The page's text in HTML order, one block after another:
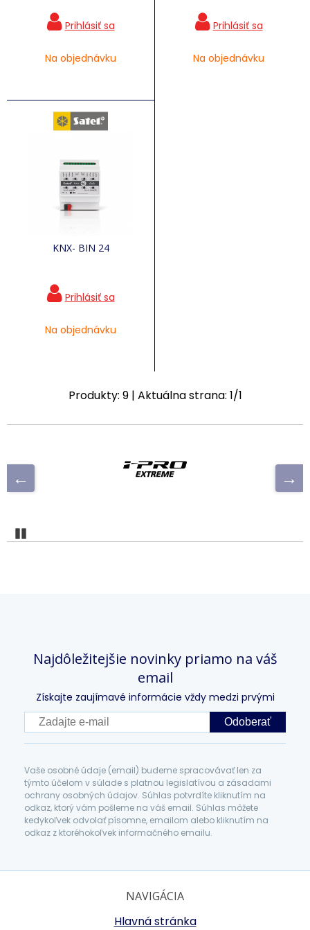
Na objednávku Na objednávku
KNX- BIN 24
Na objednávku
Produkty: 9| Aktuálna strana: 1/1
Najdôležitejšie novinky priamo na váš
email
Získajte zaujímavé informácie vždy medzi prvými
Odoberať
Vaše osobné údaje (email) budeme spracovávať len za
týmto účelom v súlade s platnou legislatívou a zásadami
ochrany osobných údajov. Súhlas potvrdíte kliknutím na
odkaz, ktorý vám pošleme na váš email. Súhlas môžete
kedykoľvek odvolať písomne, emailom alebo kliknutím na
odkaz z ktoréhokoľvek informačného emailu.
NAVIGÁCIA
Hlavná stránka